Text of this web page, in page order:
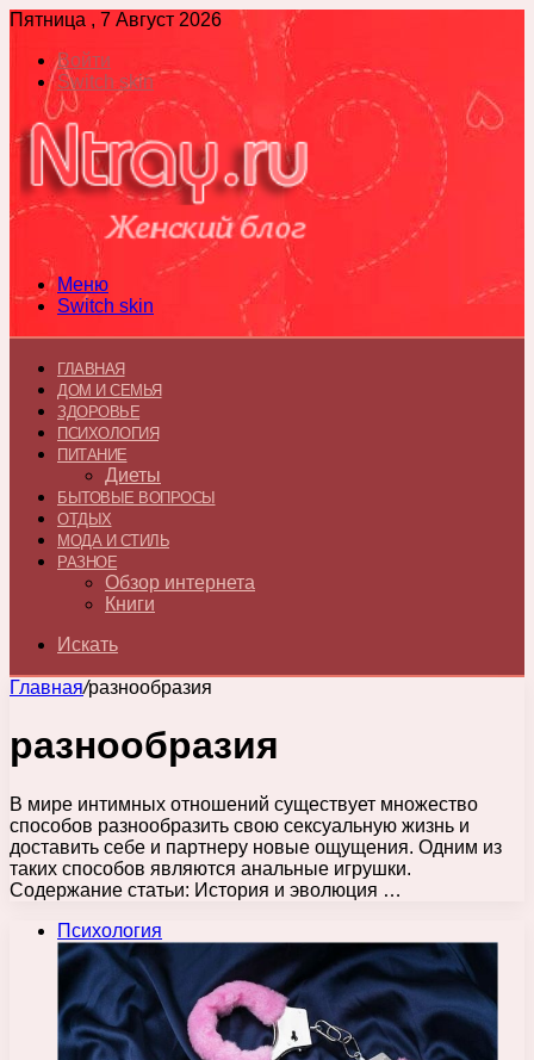
Пятница , 7 Август 2026
Войти
Switch skin
Меню
Switch skin
ГЛАВНАЯ
ДОМ И СЕМЬЯ
ЗДОРОВЬЕ
ПСИХОЛОГИЯ
ПИТАНИЕ
Диеты
БЫТОВЫЕ ВОПРОСЫ
ОТДЫХ
МОДА И СТИЛЬ
РАЗНОЕ
Обзор интернета
Книги
Искать
Главная/разнообразия
разнообразия
В мире интимных отношений существует множество
способов разнообразить свою сексуальную жизнь и
доставить себе и партнеру новые ощущения. Одним из
таких способов являются анальные игрушки.
Содержание статьи: История и эволюция …
Психология